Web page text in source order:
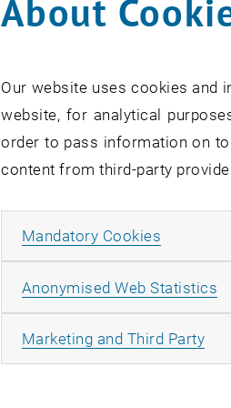
möchte,
aufgeteilt,
durch
kurzer
Bei
Ausmaß
das
ob vorher
Der
her. Um
About
Our website uses cookies and
website, for analytical
order to pass information on
content from third-party
Mandatory Cookies
Anonymised Web Statistics
Marketing and Third Party